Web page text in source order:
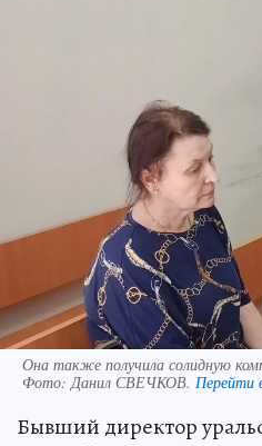
Она также получила солидную
Фото: Данил СВЕЧКОВ. Перейти
Бывший директор